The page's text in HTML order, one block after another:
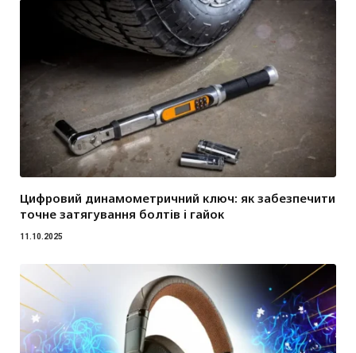
Цифровий динамометричний ключ: як забезпечити
точне затягування болтів і гайок
11.10.2025